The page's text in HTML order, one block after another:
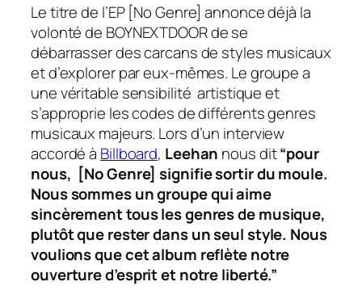
Le titre de l’EP[No Genre]annonce déjà la
volonté de BOYNEXTDOOR de se
débarrasser des carcans de styles musicaux
et d’explorer par eux-mêmes. Le groupe a
une véritable sensibilité artistique et
s’approprie les codes de différents genres
musicaux majeurs. Lors d’un interview
accordé à Billboard, Leehan nous dit“pour
nous, [No Genre]signifie sortir du moule.
Nous sommes un groupe qui aime
sincèrement tous les genres de musique,
plutôt que rester dans un seul style. Nous
voulions que cet album reflète notre
ouverture d’esprit et notre liberté.”